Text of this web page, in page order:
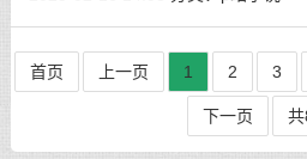
首页 上一页 1 2 3
下一页